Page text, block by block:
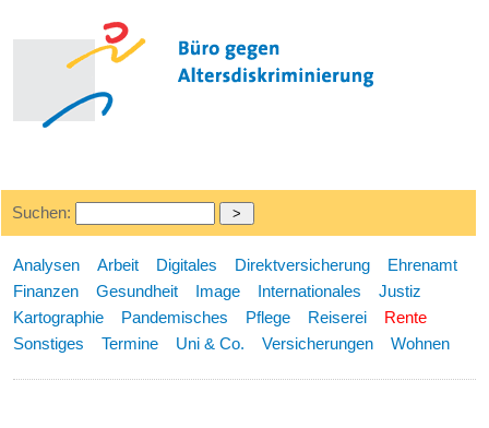
Suchen:
Analysen Arbeit Digitales Direktversicherung
Ehrenamt
Finanzen
Gesundheit Image Internationales
Justiz
Kartographie
Pandemisches Pflege Reiserei
Rente
Sonstiges
Termine Uni & Co. Versicherungen Wohnen